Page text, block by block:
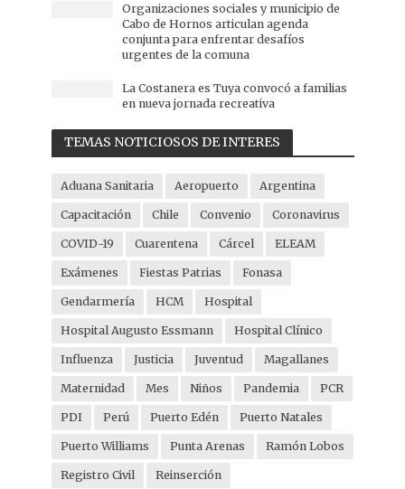
Organizaciones sociales y municipio de
Cabo de Hornos articulan agenda
conjunta para enfrentar desafíos
urgentes de la comuna
La Costanera es Tuya convocó a familias
en nueva jornada recreativa
TEMAS NOTICIOSOS DE INTERES
Aduana Sanitaria Aeropuerto Argentina
Capacitación Chile Convenio Coronavirus
COVID-19 Cuarentena Cárcel ELEAM
Exámenes Fiestas Patrias Fonasa
Gendarmería HCM Hospital
Hospital Augusto Essmann Hospital Clínico
Influenza Justicia Juventud Magallanes
Maternidad Mes Niños Pandemia PCR
PDI Perú Puerto Edén Puerto Natales
Puerto Williams Punta Arenas Ramón Lobos
Registro Civil Reinserción